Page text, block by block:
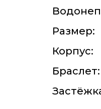
Размер:
Корпус:
Браслет: